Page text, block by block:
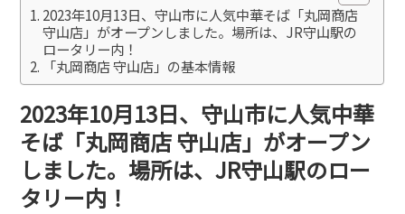
2023年10月13日、守山市に人気中華そば「丸岡商店
守山店」がオープンしました。場所は、JR守山駅の
ロータリー内！
「丸岡商店 守山店」の基本情報
2023年10月13日、守山市に人気中華
そば「丸岡商店 守山店」がオープン
しました。場所は、JR守山駅のロー
タリー内！